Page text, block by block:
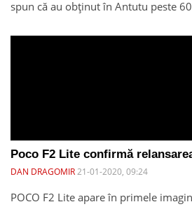
spun că au obținut în Antutu peste
Poco F2 Lite confirmă
DAN DRAGOMIR21-01-2020, 09:24
POCO F2 Lite apare în primele